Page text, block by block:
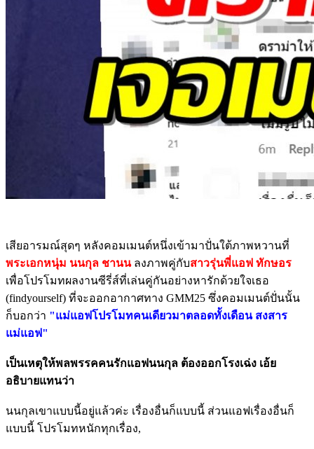
เสียอารมณ์สุดๆ หลังคอมเมนต์หนึ่งเข้ามาปั่นใต้ภาพหวานที่
พระเอกหนุ่ม นนกุล ชานนลงภาพคู่กับสาวรุ่นพี่แอฟ ทักษอร
เพื่อโปรโมทผลงานซีรี่ส์ที่เล่นคู่กันอย่างหารักด้วยใจเธอ
(findyourself) ที่จะออกอากาศทาง GMM25 ซึ่งคอมเมนต์ปั่นนั้น
ก็บอกว่า "แม่แอฟโปรโมทคนเดียวมาตลอดทั้งเดือน สงสาร
แม่แอฟ"
เป็นเหตุให้พลพรรคคนรักแอฟนนกุล ต้องออกโรงเฉ่ง เอ้ย
อธิบายแทนว่า
นนกุลเขาแบบนี้อยู่แล้วค่ะ เรื่องอื่นก็แบบนี้ ส่วนแอฟเรื่องอื่นก็
แบบนี้ โปรโมทหนักทุกเรื่อง,